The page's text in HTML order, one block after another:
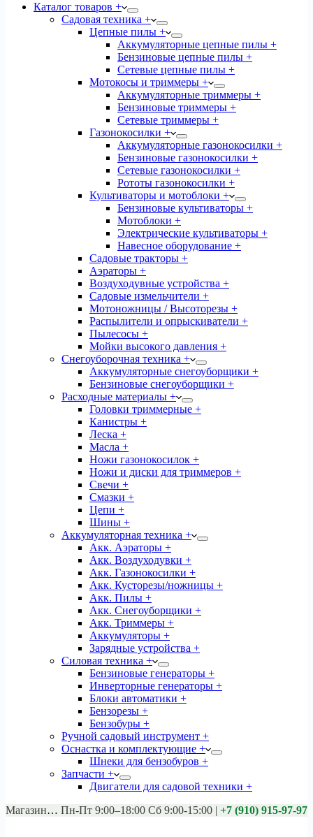
Каталог товаров +
Садовая техника +
Цепные пилы +
Аккумуляторные цепные пилы +
Бензиновые цепные пилы +
Сетевые цепные пилы +
Мотокосы и триммеры +
Аккумуляторные триммеры +
Бензиновые триммеры +
Сетевые триммеры +
Газонокосилки +
Аккумуляторные газонокосилки +
Бензиновые газонокосилки +
Сетевые газонокосилки +
Рототы газонокосилки +
Культиваторы и мотоблоки +
Бензиновые культиваторы +
Мотоблоки +
Электрические культиваторы +
Навесное оборудование +
Садовые тракторы +
Аэраторы +
Воздуходувные устройства +
Садовые измельчители +
Мотоножницы / Высоторезы +
Распылители и опрыскиватели +
Пылесосы +
Мойки высокого давления +
Снегоуборочная техника +
Аккумуляторные снегоуборщики +
Бензиновые снегоуборщики +
Расходные материалы +
Головки триммерные +
Канистры +
Леска +
Масла +
Ножи газонокосилок +
Ножи и диски для триммеров +
Свечи +
Смазки +
Цепи +
Шины +
Аккумуляторная техника +
Акк. Аэраторы +
Акк. Воздуходувки +
Акк. Газонокосилки +
Акк. Кусторезы/ножницы +
Акк. Пилы +
Акк. Снегоуборщики +
Акк. Триммеры +
Аккумуляторы +
Зарядные устройства +
Силовая техника +
Бензиновые генераторы +
Инверторные генераторы +
Блоки автоматики +
Бензорезы +
Бензобуры +
Ручной садовый инструмент +
Оснастка и комплектующие +
Шнеки для бензобуров +
Запчасти +
Двигатели для садовой техники +
Магазины: Калуга ул. Московская д.113
Пн-Пт 9:00–18:00 Сб 9:00-15:00 | +7 (910) 915-97-97